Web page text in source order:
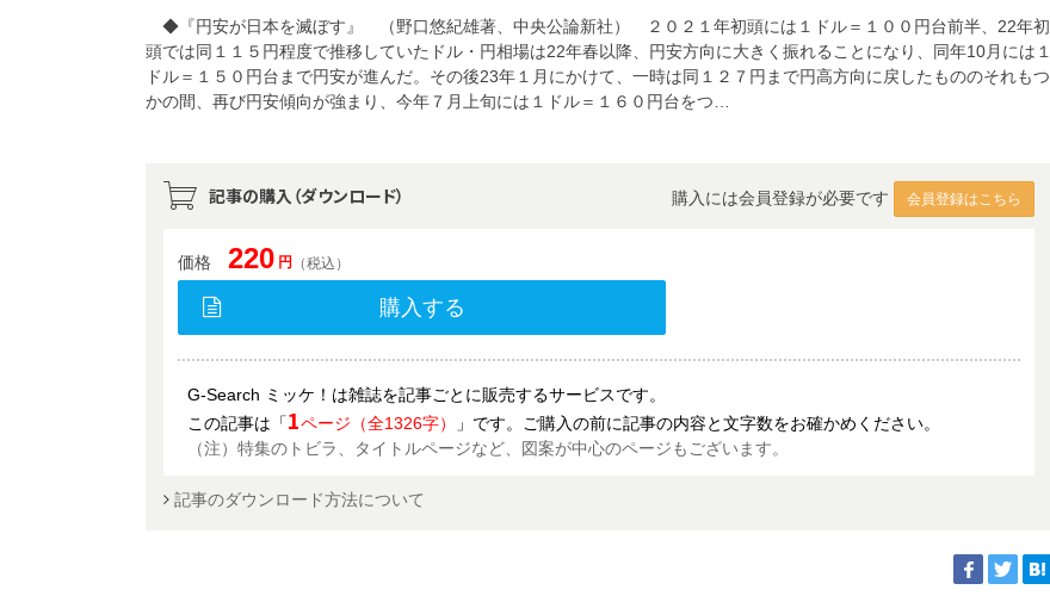
◆『円安が日本を滅ぼす』 （野口悠紀雄著、中央公論新社） ２０２１年初頭には１ドル＝１００円台前半、22年初
頭では同１１５円程度で推移していたドル・円相場は22年春以降、円安方向に大きく振れることになり、同年10月には１
ドル＝１５０円台まで円安が進んだ。その後23年１月にかけて、一時は同１２７円まで円高方向に戻したもののそれもつ
かの間、再び円安傾向が強まり、今年７月上旬には１ドル＝１６０円台をつ…
記事の購入（ダウンロード） 購入には会員登録が必要です 会員登録はこちら
価格 220 円 （税込）
購入する
G-Search ミッケ！は雑誌を記事ごとに販売するサービスです。
この記事は「1ページ（全1326字）
」です。ご購入の前に記事の内容と文字数をお確かめください。
（注）特集のトビラ、タイトルページなど、図案が中心のページもございます。
記事のダウンロード方法について